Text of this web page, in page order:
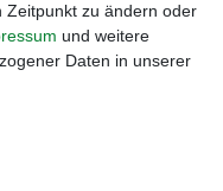
Zeitpunkt zu ändern oder
und weitere
Daten in unserer